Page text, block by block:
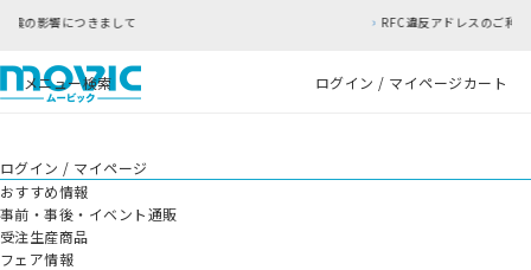
RFC違反アドレスのご利用について
メニュー検索 ログイン / マイページカート
ログイン / マイページ
おすすめ情報
事前・事後・イベント通販
受注生産商品
フェア情報